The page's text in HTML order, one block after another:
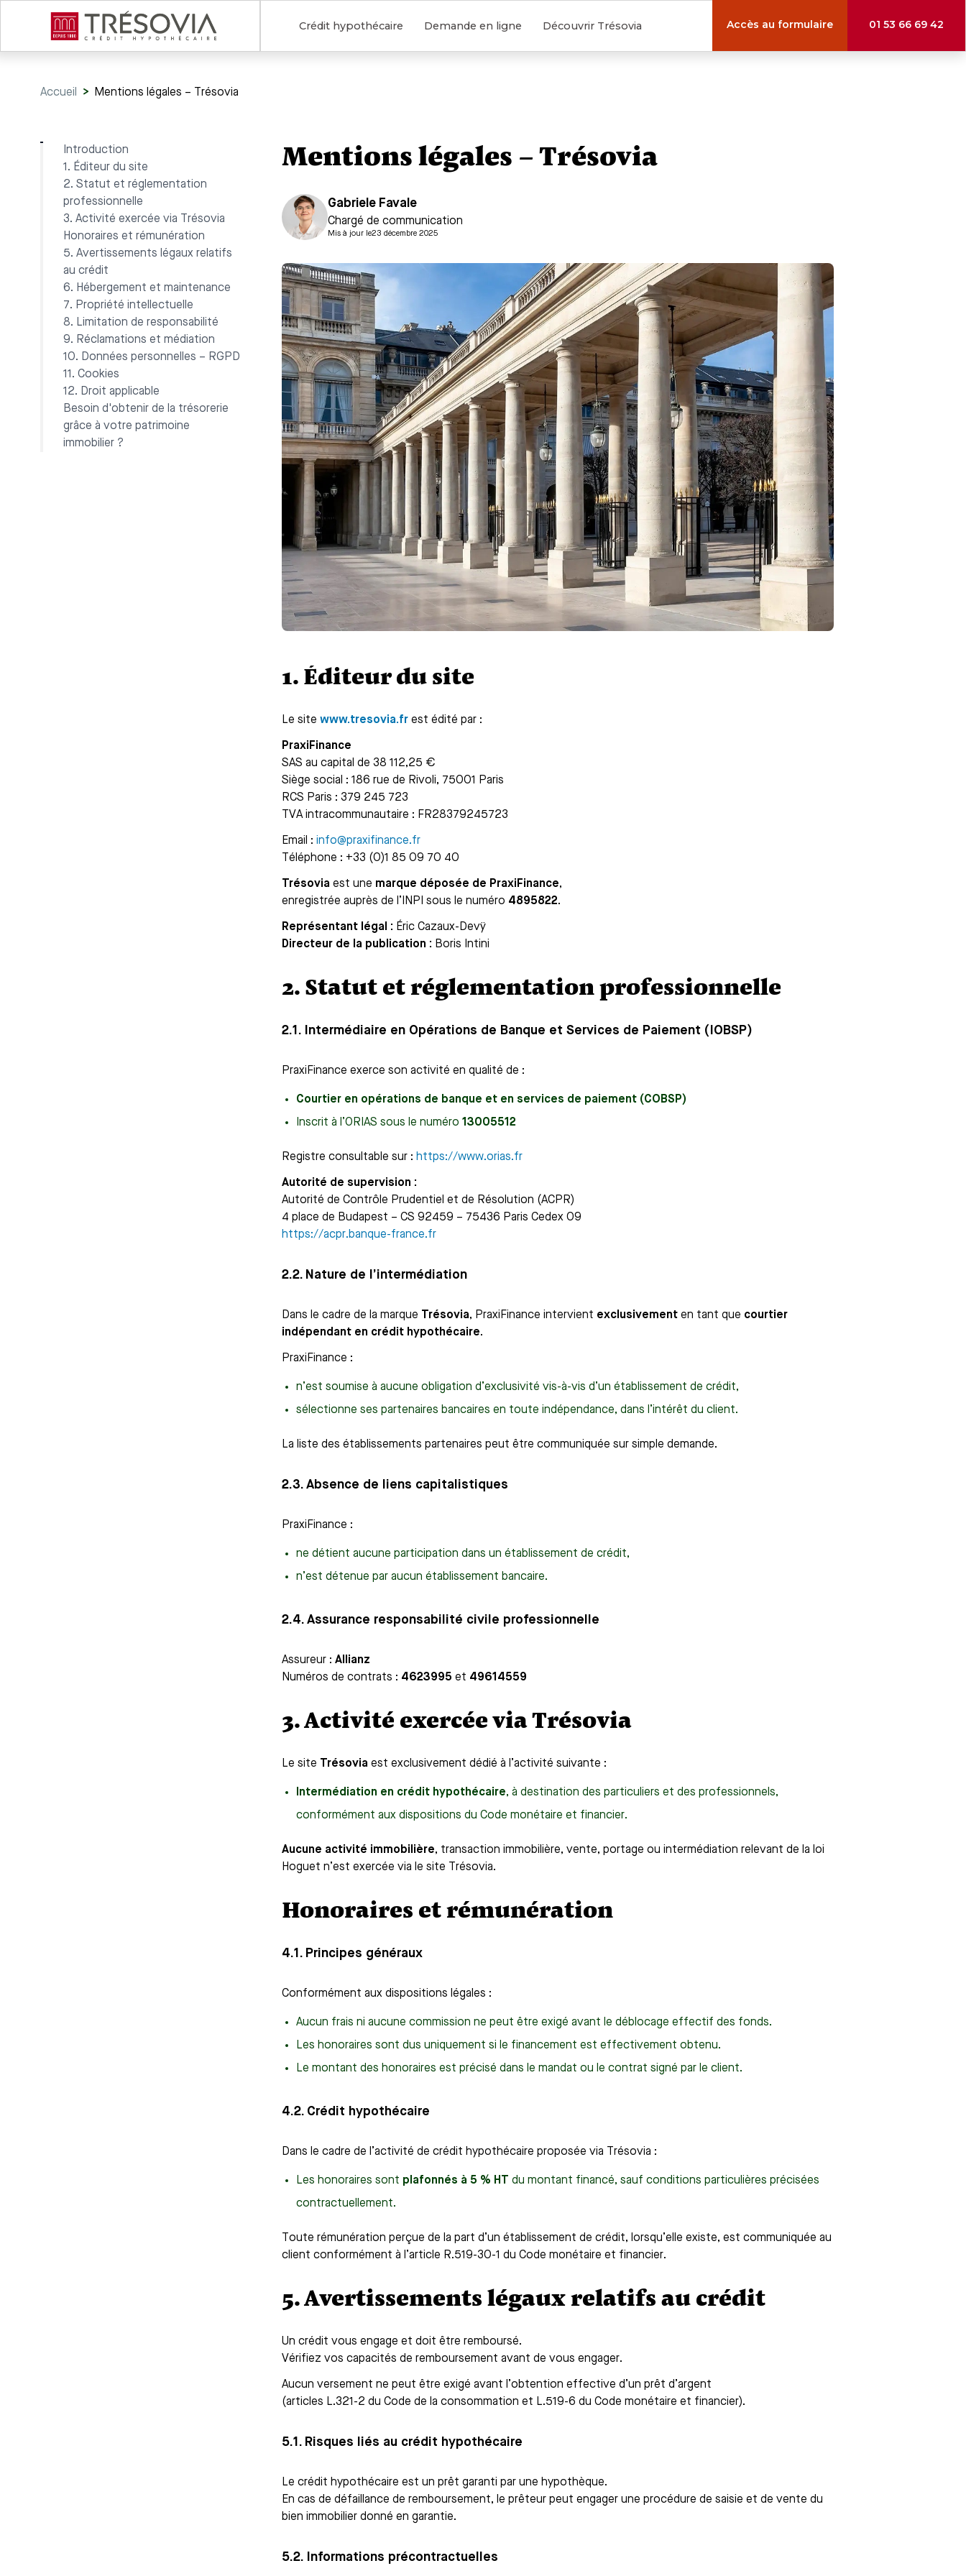
Crédit hypothécaire Demande en ligne Découvrir Trésovia Accès au formulaire 01 53 66 69 42
Accueil > Mentions légales – Trésovia
Introduction
1. Éditeur du site
2. Statut et réglementation
professionnelle
3. Activité exercée via Trésovia
Honoraires et rémunération
5. Avertissements légaux relatifs
au crédit
6. Hébergement et maintenance
7. Propriété intellectuelle
8. Limitation de responsabilité
9. Réclamations et médiation
10. Données personnelles – RGPD
11. Cookies
12. Droit applicable
Besoin d'obtenir de la trésorerie
grâce à votre patrimoine
immobilier ?
Mentions légales – Trésovia
Gabriele Favale
Chargé de communication
Mis à jour le23 décembre 2025
1. Éditeur du site
Le site www.tresovia.fr est édité par :
PraxiFinance
SAS au capital de 38 112,25 €
Siège social : 186 rue de Rivoli, 75001 Paris
RCS Paris : 379 245 723
TVA intracommunautaire : FR28379245723
Email : info@praxifinance.fr
Téléphone : +33 (0)1 85 09 70 40
Trésovia est une marque déposée de PraxiFinance,
enregistrée auprès de l’INPI sous le numéro 4895822.
Représentant légal : Éric Cazaux-Devÿ
Directeur de la publication : Boris Intini
2. Statut et réglementation professionnelle
2.1. Intermédiaire en Opérations de Banque et Services de Paiement (IOBSP)
PraxiFinance exerce son activité en qualité de :
Courtier en opérations de banque et en services de paiement (COBSP)
Inscrit à l’ORIAS sous le numéro 13005512
Registre consultable sur : https://www.orias.fr
Autorité de supervision :
Autorité de Contrôle Prudentiel et de Résolution (ACPR)
4 place de Budapest – CS 92459 – 75436 Paris Cedex 09
https://acpr.banque-france.fr
2.2. Nature de l’intermédiation
Dans le cadre de la marque Trésovia, PraxiFinance intervient exclusivement en tant que courtier
indépendant en crédit hypothécaire.
PraxiFinance :
n’est soumise à aucune obligation d’exclusivité vis-à-vis d’un établissement de crédit,
sélectionne ses partenaires bancaires en toute indépendance, dans l’intérêt du client.
La liste des établissements partenaires peut être communiquée sur simple demande.
2.3. Absence de liens capitalistiques
PraxiFinance :
ne détient aucune participation dans un établissement de crédit,
n’est détenue par aucun établissement bancaire.
2.4. Assurance responsabilité civile professionnelle
Assureur : Allianz
Numéros de contrats : 4623995 et 49614559
3. Activité exercée via Trésovia
Le site Trésovia est exclusivement dédié à l’activité suivante :
Intermédiation en crédit hypothécaire, à destination des particuliers et des professionnels,
conformément aux dispositions du Code monétaire et financier.
Aucune activité immobilière, transaction immobilière, vente, portage ou intermédiation relevant de la loi
Hoguet n’est exercée via le site Trésovia.
Honoraires et rémunération
4.1. Principes généraux
Conformément aux dispositions légales :
Aucun frais ni aucune commission ne peut être exigé avant le déblocage effectif des fonds.
Les honoraires sont dus uniquement si le financement est effectivement obtenu.
Le montant des honoraires est précisé dans le mandat ou le contrat signé par le client.
4.2. Crédit hypothécaire
Dans le cadre de l’activité de crédit hypothécaire proposée via Trésovia :
Les honoraires sont plafonnés à 5 % HT
du montant financé, sauf conditions particulières précisées
contractuellement.
Toute rémunération perçue de la part d’un établissement de crédit, lorsqu’elle existe, est communiquée au
client conformément à l’article R.519-30-1 du Code monétaire et financier.
5. Avertissements légaux relatifs au crédit
Un crédit vous engage et doit être remboursé.
Vérifiez vos capacités de remboursement avant de vous engager.
Aucun versement ne peut être exigé avant l’obtention effective d’un prêt d’argent
(articles L.321-2 du Code de la consommation et L.519-6 du Code monétaire et financier).
5.1. Risques liés au crédit hypothécaire
Le crédit hypothécaire est un prêt garanti par une hypothèque.
En cas de défaillance de remboursement, le prêteur peut engager une procédure de saisie et de vente du
bien immobilier donné en garantie.
5.2. Informations précontractuelles